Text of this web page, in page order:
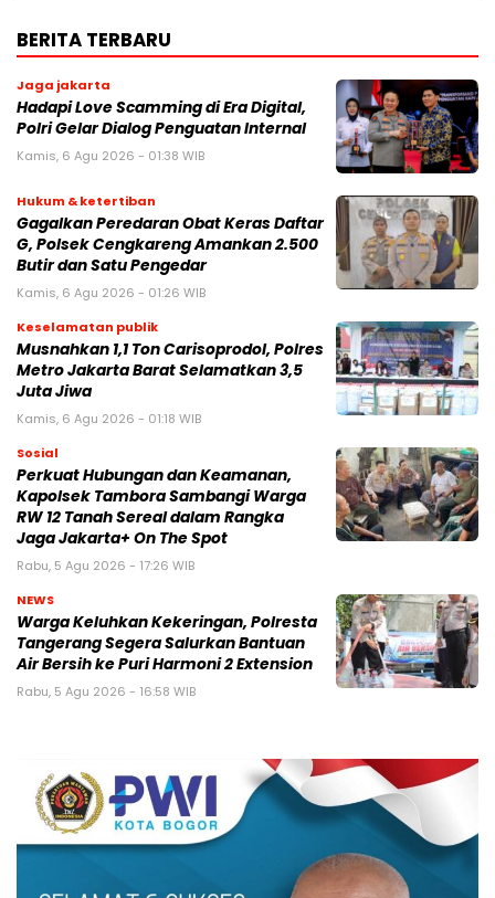
BERITA TERBARU
Jaga jakarta
Hadapi Love Scamming di Era Digital,
Polri Gelar Dialog Penguatan Internal
Kamis, 6 Agu 2026 - 01:38 WIB
Hukum & ketertiban
Gagalkan Peredaran Obat Keras Daftar
G, Polsek Cengkareng Amankan 2.500
Butir dan Satu Pengedar
Kamis, 6 Agu 2026 - 01:26 WIB
Keselamatan publik
Musnahkan 1,1 Ton Carisoprodol, Polres
Metro Jakarta Barat Selamatkan 3,5
Juta Jiwa
Kamis, 6 Agu 2026 - 01:18 WIB
Sosial
Perkuat Hubungan dan Keamanan,
Kapolsek Tambora Sambangi Warga
RW 12 Tanah Sereal dalam Rangka
Jaga Jakarta+ On The Spot
Rabu, 5 Agu 2026 - 17:26 WIB
NEWS
Warga Keluhkan Kekeringan, Polresta
Tangerang Segera Salurkan Bantuan
Air Bersih ke Puri Harmoni 2 Extension
Rabu, 5 Agu 2026 - 16:58 WIB